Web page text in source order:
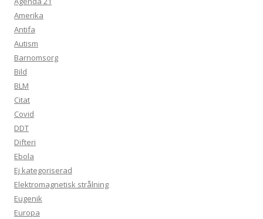
Amerika
Antifa
Autism
Barnomsorg
Bild
BLM
Citat
Covid
DDT
Difteri
Ebola
Ej kategoriserad
Elektromagnetisk strålning
Eugenik
Europa